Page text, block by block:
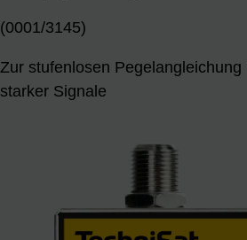
(0001/3145)
Zur stufenlosen Pegelangleichung
starker Signale